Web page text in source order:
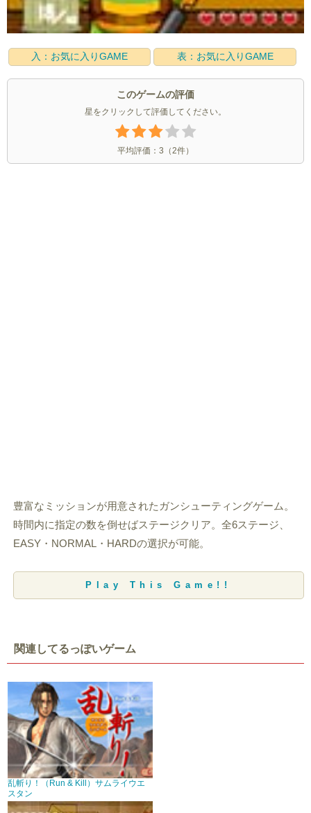
入：お気に入りGAME 表：お気に入りGAME
このゲームの評価
星をクリックして評価してください。
平均評価： 3 （2件）
豊富なミッションが用意されたガンシューティングゲーム。
時間内に指定の数を倒せばステージクリア。全6ステージ、
EASY・NORMAL・HARDの選択が可能。
Play This Game!!
関連してるっぽいゲーム
乱斬り！（Run & Kill）サムライウエ
スタン